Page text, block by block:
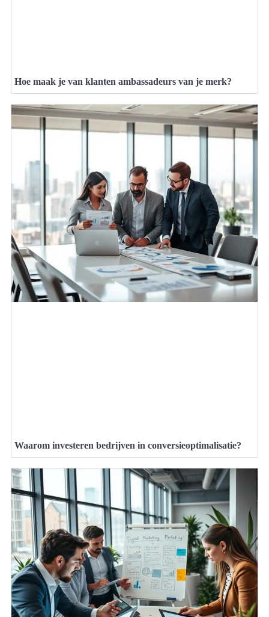
Hoe maak je van klanten ambassadeurs van je merk?
Waarom investeren bedrijven in conversieoptimalisatie?